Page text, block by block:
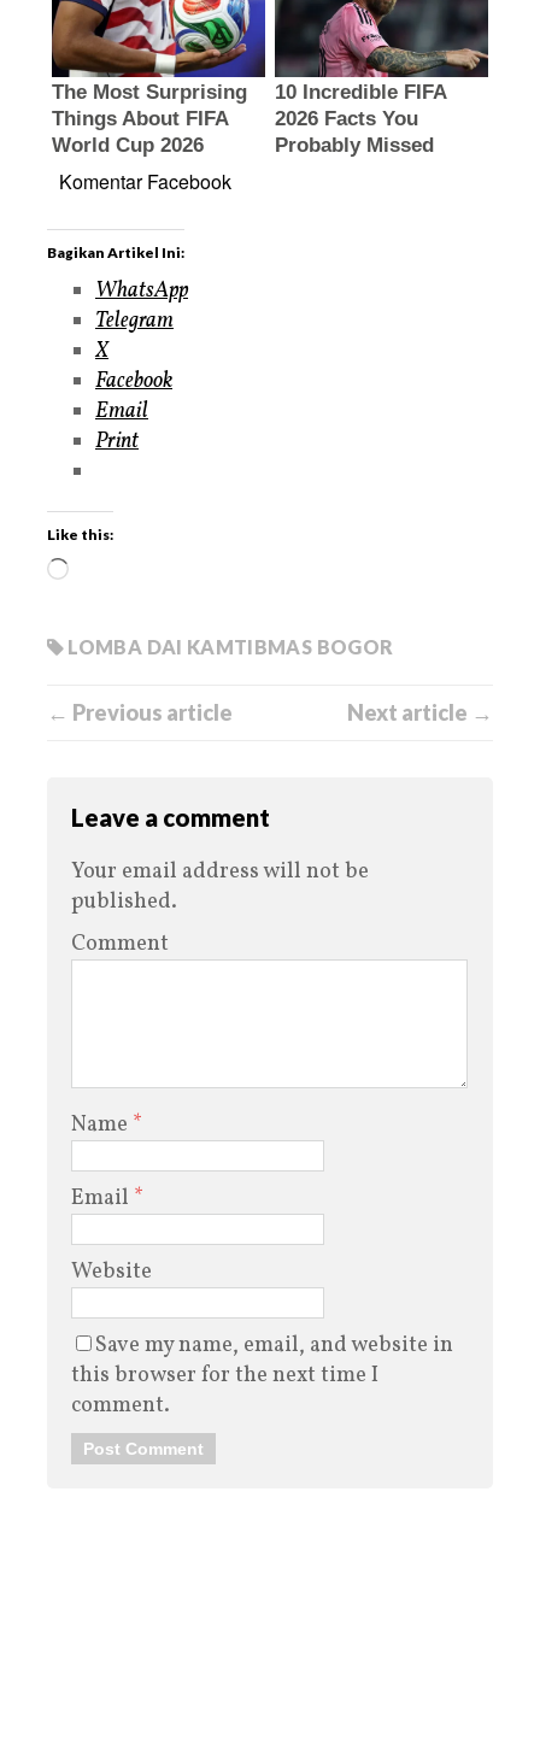
Komentar Facebook
Bagikan Artikel Ini:
WhatsApp
Telegram
X
Facebook
Email
Print
Like this:
LOMBA DAI KAMTIBMAS BOGOR
← Previous article Next article →
Leave a comment
Your email address will not be
published.
Comment
Name *
Email *
Website
Save my name, email, and website in
this browser for the next time I
comment.